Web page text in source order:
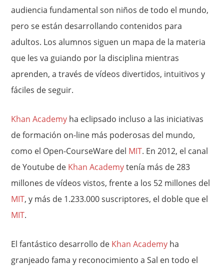
audiencia fundamental son niños de todo el mundo,
pero se están desarrollando contenidos para
adultos. Los alumnos siguen un mapa de la materia
que les va guiando por la disciplina mientras
aprenden, a través de vídeos divertidos, intuitivos y
fáciles de seguir.
Khan Academy ha eclipsado incluso a las iniciativas
de formación on-line más poderosas del mundo,
como el Open-CourseWare del MIT. En 2012, el canal
de Youtube de Khan Academytenía más de 283
millones de vídeos vistos, frente a los 52 millones del
MIT, y más de 1.233.000 suscriptores, el doble que el
MIT.
El fantástico desarrollo de Khan Academy ha
granjeado fama y reconocimiento a Sal en todo el